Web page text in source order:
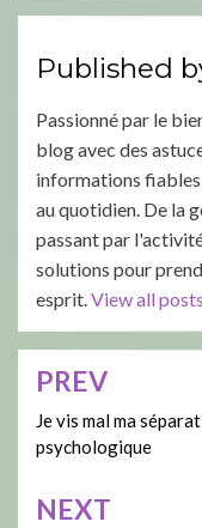
Published
Passionné par le
blog avec des
informations
au quotidien. De la
passant par
solutions pour
esprit.View all
Navigation
de
l’article
PREV
Je vis mal ma
psychologique
NEXT